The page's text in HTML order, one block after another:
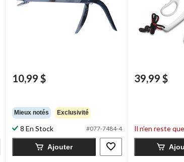
10,99 $
Mieux notés Exclusivité
8 En Stock #077-7484-4
Ajouter
39,99 $
Il n’en reste